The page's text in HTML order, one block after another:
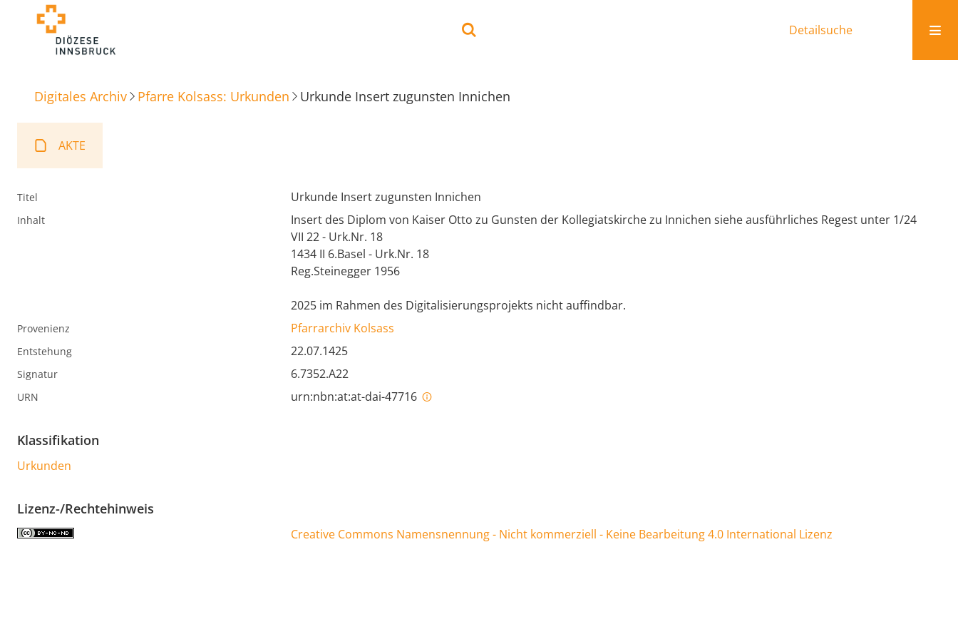
Detailsuche
Digitales Archiv Pfarre Kolsass: Urkunden Urkunde Insert zugunsten Innichen
AKTE
Titel Urkunde Insert zugunsten Innichen
Inhalt
Insert des Diplom von Kaiser Otto zu Gunsten der Kollegiatskirche zu Innichen siehe ausführliches Regest unter 1/24
VII 22 - Urk.Nr. 18
1434 II 6.Basel - Urk.Nr. 18
Reg.Steinegger 1956
2025 im Rahmen des Digitalisierungsprojekts nicht auffindbar.
Provenienz Pfarrarchiv Kolsass
Entstehung 22.07.1425
Signatur 6.7352.A22
URN urn:nbn:at:at-dai-47716
Klassifikation
Urkunden
Lizenz-/Rechtehinweis
Creative Commons Namensnennung - Nicht kommerziell - Keine Bearbeitung 4.0 International Lizenz